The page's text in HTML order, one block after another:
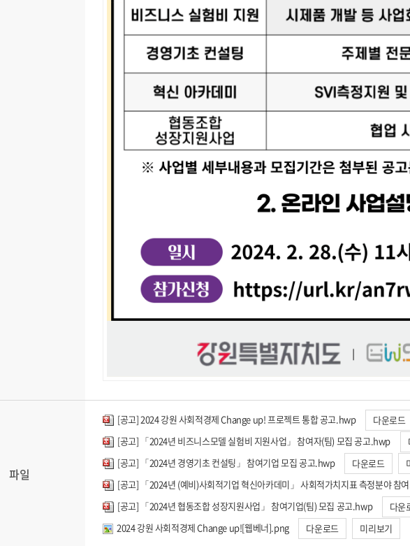
파일
[공고] 2024 강원 사회적경제 Change up! 프로젝트 통합 공고.hwp 다운로드
[공고] 「2024년 비즈니스모델 실험비 지원사업」 참여자(팀) 모집 공고.hwp
[공고] 「2024년 경영기초 컨설팅」 참여기업 모집 공고.hwp
다운로드
[공고] 「2024년 (예비)사회적기업 혁신아카데미」 사회적가치지표 측정분야 참
[공고] 「2024년 협동조합 성장지원사업」 참여기업(팀) 모집 공고.hwp
다운
2024 강원 사회적경제 Change up![웹베너].png
다운로드 미리보기